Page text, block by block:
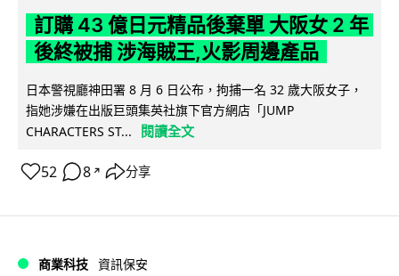
訂購 43 億日元精品後棄單 大阪女 2 年
後終被捕 涉海賊王,火影周邊產品
日本警視廳神田署 8 月 6 日公布，拘捕一名 32 歲大阪女子，
指她涉嫌在出版巨頭集英社旗下官方網店「JUMP
CHARACTERS ST...
閱讀全文
52 8 ↗ 分享
商業科技 資訊保安